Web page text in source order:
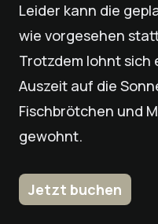
Leider kann die
wie vorgesehen
Trotzdem lohnt sich
Auszeit auf die
Fischbrötchen und
gewohnt.
Jetzt buchen